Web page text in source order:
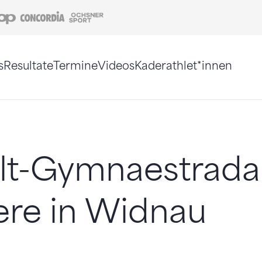
Coop Concordia
ResultateTermineVideosKaderathlet*innen
in Widnau